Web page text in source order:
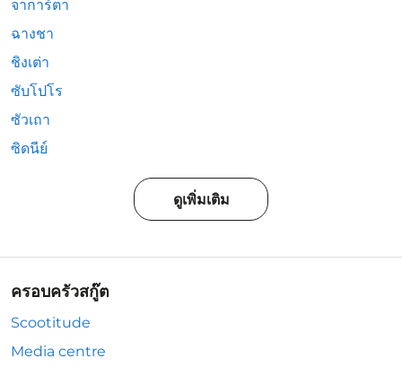
จาการ์ตา
ฉางชา
ชิงเต่า
ซับโปโร
ซัวเถา
ซิดนีย์
ดูเพิ่มเติม
ครอบครัวสกู๊ต
Scootitude
Media centre